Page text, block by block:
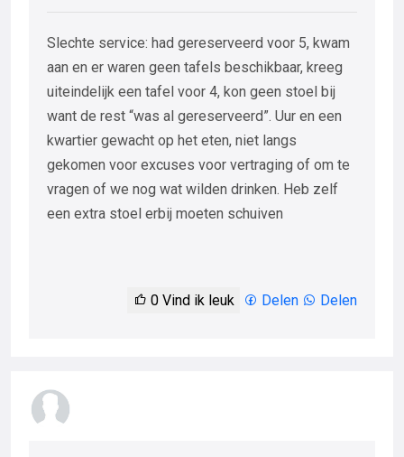
Slechte service: had gereserveerd voor 5, kwam
aan en er waren geen tafels beschikbaar, kreeg
uiteindelijk een tafel voor 4, kon geen stoel bij
want de rest “was al gereserveerd”. Uur en een
kwartier gewacht op het eten, niet langs
gekomen voor excuses voor vertraging of om te
vragen of we nog wat wilden drinken. Heb zelf
een extra stoel erbij moeten schuiven
0 Vind ik leuk Delen Delen